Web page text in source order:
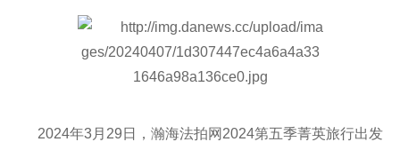
2024年3月29日，瀚海法拍网2024第五季菁英旅行出发